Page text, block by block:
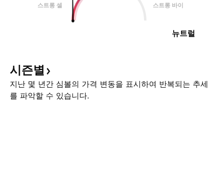
스트롱 셀 스트롱 바이
뉴트럴
시즌별
지난 몇 년간 심볼의 가격 변동을 표시하여 반복되는 추세
를 파악할 수 있습니다.